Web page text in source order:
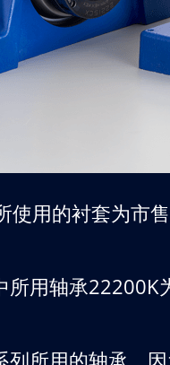
使用的衬套为市
所用轴承